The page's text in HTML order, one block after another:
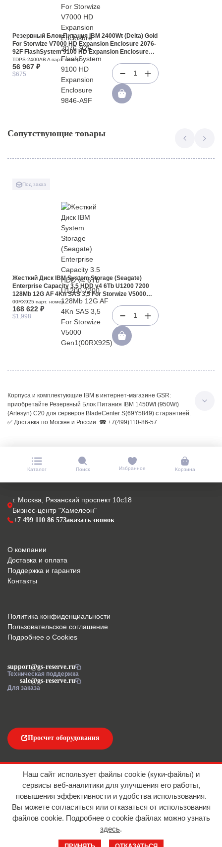
Резервный Блок Питания IBM 2400Wt (Delta) Gold
For Storwize V7000 HD Expansion Enclosure 2076-
92F FlashSystem 9100 HD Expansion Enclosure
9846-A9F 9848-A9F(TDPS-2400AB A)
TDPS-2400AB A парт. номер
56 967 ₽
$675 1
Сопутствующие товары
Под заказ
Жесткий Диск IBM System Storage (Seagate)
Enterprise Capacity 3.5 HDD v4 6Tb U1200 7200
128Mb 12G AF 4Kn SAS 3,5 For Storwize V5000
Gen1(00RX925)
00RX925 парт. номер
168 622 ₽
$1,998 1
Корпуса и комплектующие IBM в интернет-магазине GSR:
приобретайте Резервный Блок Питания IBM 1450Wt (950Wt)
(Artesyn) C20 для серверов BladeCenter S(69Y5849) с гарантией.
✅ Доставка по Москве и России. ☎ +7(499)110-86-57.
Каталог Поиск Избранное Корзина
г. Москва, Рязанский проспект 10с18
Бизнес-центр "Хамелеон"
+7 499 110 86 57Заказать звонок
support@gs-reserve.ru
Техническая поддержка
sale@gs-reserve.ru
Для заказа
О компании
Доставка и оплата
Поддержка и гарантия
Контакты
Просчет оборудования
Политика конфиденциальности
Пользовательское соглашение
Подробнее о Cookies
Наш сайт использует файлы cookie (куки-файлы) и
сервисы веб-аналитики для улучшения его работы,
повышения эффективности и удобства использования.
Вы можете согласиться или отказаться от использования
файлов сookie. Подробнее о cookie файлах можно узнать
здесь.